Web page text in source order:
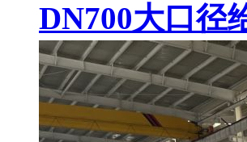
DN700大口径